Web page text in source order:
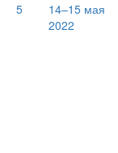
5
14–15 мая
2022